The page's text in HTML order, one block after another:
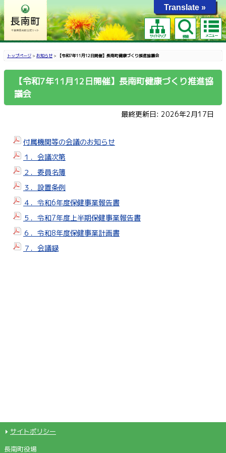
サイトマップ 検索 メニュー
トップページ > お知らせ > 【令和7年11月12日開催】長南町健康づくり推進協議会
【令和7年11月12日開催】長南町健康づくり推進協
議会
最終更新日: 2026年2月17日
付属機関等の会議のお知らせ
１．会議次第
２．委員名簿
３．設置条例
４．令和6年度保健事業報告書
５．令和7年度上半期保健事業報告書
６．令和8年度保健事業計画書
７．会議録
サイトポリシー
長南町役場
Translate »